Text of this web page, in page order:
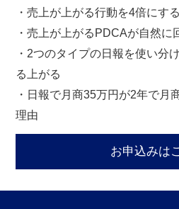
・売上が上がる行動を4倍にす
・売上が上がるPDCAが自然に
・2つのタイプの日報を使い分
る上がる
・日報で月商35万円が2年で月
理由
お申込みは